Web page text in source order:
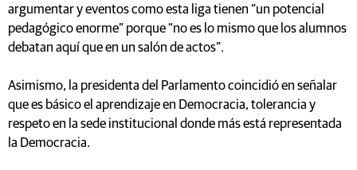
argumentar y eventos como esta liga tienen “un potencial
pedagógico enorme” porque “no es lo mismo que los alumnos
debatan aquí que en un salón de actos”.
Asimismo, la presidenta del Parlamento coincidió en señalar
que es básico el aprendizaje en Democracia, tolerancia y
respeto en la sede institucional donde más está representada
la Democracia.